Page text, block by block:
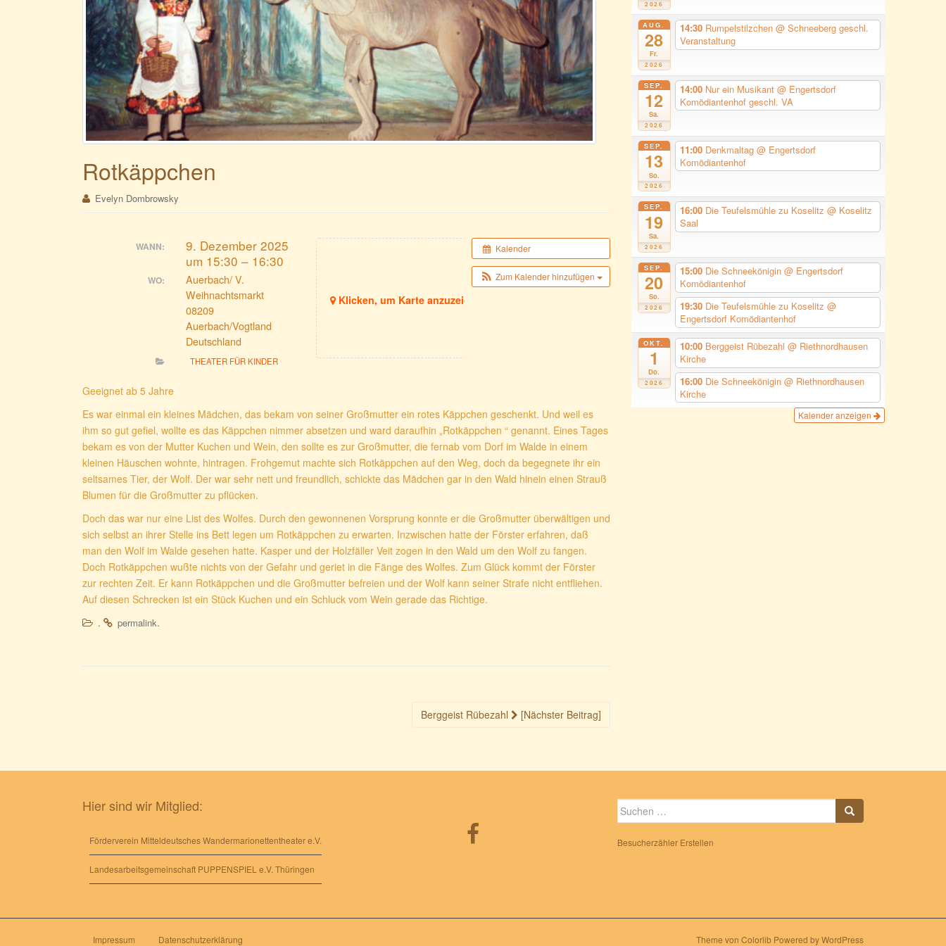
Rotkäppchen
Evelyn Dombrowsky
Kalender
Zum Kalender hinzufügen
Klicken, um Karte anzuzeigen
WANN:
9. Dezember 2025
um 15:30 – 16:30
WO:
Auerbach/ V.
Weihnachtsmarkt
08209
Auerbach/Vogtland
Deutschland
THEATER FÜR KINDER
Geeignet ab 5 Jahre
Es war einmal ein kleines Mädchen, das bekam von seiner Großmutter ein rotes Käppchen geschenkt. Und weil es
ihm so gut gefiel, wollte es das Käppchen nimmer absetzen und ward daraufhin „Rotkäppchen “ genannt. Eines Tages
bekam es von der Mutter Kuchen und Wein, den sollte es zur Großmutter, die fernab vom Dorf im Walde in einem
kleinen Häuschen wohnte, hintragen. Frohgemut machte sich Rotkäppchen auf den Weg, doch da begegnete ihr ein
seltsames Tier, der Wolf. Der war sehr nett und freundlich, schickte das Mädchen gar in den Wald hinein einen Strauß
Blumen für die Großmutter zu pflücken.
Doch das war nur eine List des Wolfes. Durch den gewonnenen Vorsprung konnte er die Großmutter überwältigen und
sich selbst an ihrer Stelle ins Bett legen um Rotkäppchen zu erwarten. Inzwischen hatte der Förster erfahren, daß
man den Wolf im Walde gesehen hatte. Kasper und der Holzfäller Veit zogen in den Wald um den Wolf zu fangen.
Doch Rotkäppchen wußte nichts von der Gefahr und geriet in die Fänge des Wolfes. Zum Glück kommt der Förster
zur rechten Zeit. Er kann Rotkäppchen und die Großmutter befreien und der Wolf kann seiner Strafe nicht entfliehen.
Auf diesen Schrecken ist ein Stück Kuchen und ein Schluck vom Wein gerade das Richtige.
.
permalink.
Berggeist Rübezahl [Nächster Beitrag]
2026
AUG.
28
Fr.
2026
14:30 Rumpelstilzchen @ Schneeberg geschl.
Veranstaltung
SEP.
12
Sa.
2026
14:00 Nur ein Musikant @ Engertsdorf
Komödiantenhof geschl. VA
SEP.
13
So.
2026
11:00 Denkmaltag @ Engertsdorf
Komödiantenhof
SEP.
19
Sa.
2026
16:00 Die Teufelsmühle zu Koselitz @ Koselitz
Saal
SEP.
20
So.
2026
15:00 Die Schneekönigin @ Engertsdorf
Komödiantenhof
19:30 Die Teufelsmühle zu Koselitz @
Engertsdorf Komödiantenhof
OKT.
1
Do.
2026
10:00 Berggeist Rübezahl @ Riethnordhausen
Kirche
16:00 Die Schneekönigin @ Riethnordhausen
Kirche
Kalender anzeigen
Hier sind wir Mitglied:
Förderverein Mitteldeutsches Wandermarionettentheater e.V.
Landesarbeitsgemeinschaft PUPPENSPIEL e.V. Thüringen
Suche
nach:
Besucherzähler Erstellen
Impressum Datenschutzerklärung Theme von Colorlib Powered byWordPress